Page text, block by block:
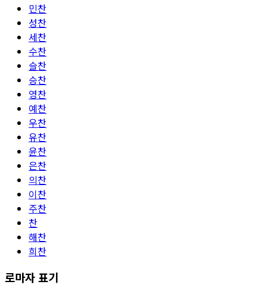
민찬
성찬
세찬
수찬
슬찬
승찬
영찬
예찬
우찬
유찬
윤찬
은찬
의찬
이찬
주찬
찬
해찬
희찬
로마자 표기